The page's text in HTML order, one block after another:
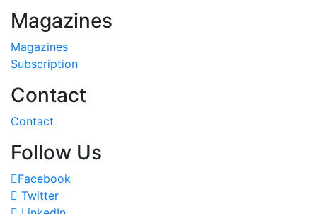
Magazines
Magazines
Subscription
Contact
Contact
Follow Us
Facebook
Twitter